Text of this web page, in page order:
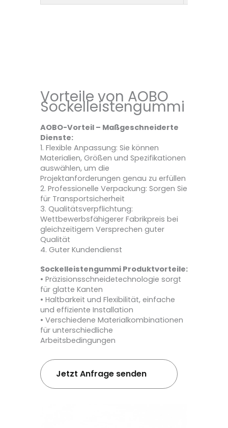
Vorteile von AOBO
Sockelleistengummi
AOBO-Vorteil – Maßgeschneiderte
Dienste:
1. Flexible Anpassung: Sie können
Materialien, Größen und Spezifikationen
auswählen, um die
Projektanforderungen genau zu erfüllen
2. Professionelle Verpackung: Sorgen Sie
für Transportsicherheit
3. Qualitätsverpflichtung:
Wettbewerbsfähigerer Fabrikpreis bei
gleichzeitigem Versprechen guter
Qualität
4. Guter Kundendienst
Sockelleistengummi Produktvorteile:
• Präzisionsschneidetechnologie sorgt
für glatte Kanten
• Haltbarkeit und Flexibilität, einfache
und effiziente Installation
• Verschiedene Materialkombinationen
für unterschiedliche
Arbeitsbedingungen
Jetzt Anfrage senden